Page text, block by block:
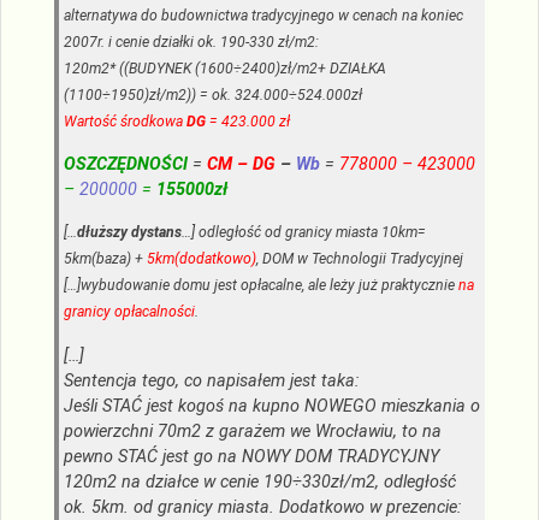
alternatywa do budownictwa tradycyjnego w cenach na koniec
2007r. i cenie działki ok. 190-330 zł/m2:
120m2* ((BUDYNEK (1600÷2400)zł/m2+ DZIAŁKA
(1100÷1950)zł/m2)) = ok. 324.000÷524.000zł
Wartość środkowa DG = 423.000 zł
OSZCZĘDNOŚCI = CM – DG – Wb = 778000 – 423000
– 200000 = 155000zł
[…dłuższy dystans…] odległość od granicy miasta 10km=
5km(baza) + 5km(dodatkowo), DOM w Technologii Tradycyjnej
[…]wybudowanie domu jest opłacalne, ale leży już praktycznie na
granicy opłacalności.
[…]
Sentencja tego, co napisałem jest taka:
Jeśli STAĆ jest kogoś na kupno NOWEGO mieszkania o
powierzchni 70m2 z garażem we Wrocławiu, to na
pewno STAĆ jest go na NOWY DOM TRADYCYJNY
120m2 na działce w cenie 190÷330zł/m2, odległość
ok. 5km. od granicy miasta. Dodatkowo w prezencie: